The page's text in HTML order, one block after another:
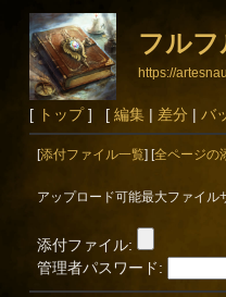
フル
https://
[ トップ] [ 編集| 差分 | バ
[添付ファイル一覧 ] [全ページの
アップロード可能最大ファイル
添付ファイル:
管理者パスワード: